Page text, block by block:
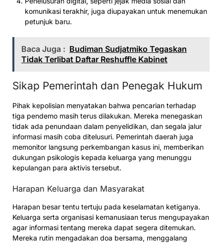
komunikasi terakhir, juga diupayakan untuk menemukan
petunjuk baru.
Baca Juga : Budiman Sudjatmiko Tegaskan
Tidak Terlibat Daftar Reshuffle Kabinet
Sikap Pemerintah dan Penegak Hukum
Pihak kepolisian menyatakan bahwa pencarian terhadap
tiga pendemo masih terus dilakukan. Mereka menegaskan
tidak ada penundaan dalam penyelidikan, dan segala jalur
informasi masih coba ditelusuri. Pemerintah daerah juga
memonitor langsung perkembangan kasus ini, memberikan
dukungan psikologis kepada keluarga yang menunggu
kepulangan para aktivis tersebut.
Harapan Keluarga dan Masyarakat
Harapan besar tentu tertuju pada keselamatan ketiganya.
Keluarga serta organisasi kemanusiaan terus mengupayakan
agar informasi tentang mereka dapat segera ditemukan.
Mereka rutin mengadakan doa bersama, menggalang